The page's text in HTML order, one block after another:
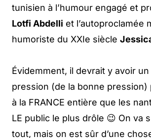
tunisien à l’humour engagé et
Lotfi Abdelli et l’autoproclamée
humoriste du XXIe siècle
Évidemment, il devrait y avoir
pression (de la bonne
à la FRANCE entière que les
LE public le plus drôle 😉 On va
tout, mais on est sûr d’une